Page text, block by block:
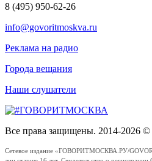
8 (495) 950-62-26
info@govoritmoskva.ru
Реклама на радио
Города вещания
Наши слушатели
Все права защищены. 2014-2026 ©
Сетевое издание «ГОВОРИТМОСКВА.РУ/